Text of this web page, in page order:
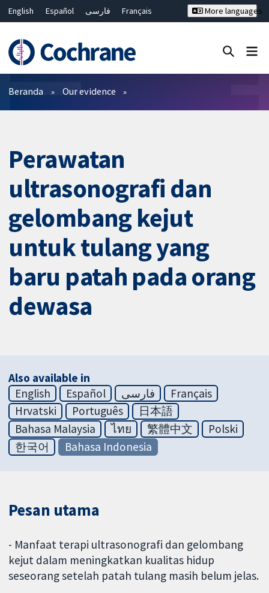
English Español فارسی
Français
Bahasa Malaysia
ไทย
繁體中文
简体中文
More languages
Filter
Beranda Our evidence
Perawatan
ultrasonografi dan
gelombang kejut
untuk tulang yang
baru patah pada orang
dewasa
Also available in
English
Español فارسی
Français
Hrvatski
Português
日本語
Bahasa Malaysia
ไทย 繁體中文
Polski
한국어
Bahasa Indonesia
Pesan utama
- Manfaat terapi ultrasonografi dan gelombang
kejut dalam meningkatkan kualitas hidup
seseorang setelah patah tulang masih belum jelas.